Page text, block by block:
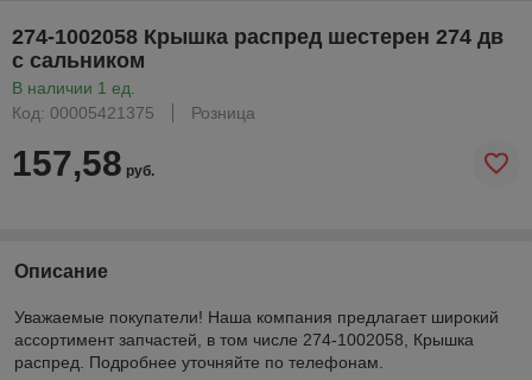
274-1002058 Крышка распред шестерен 274 дв
с сальником
В наличии 1 ед.
Код: 00005421375
Розница
157,58 руб.
Описание
Уважаемые покупатели! Наша компания предлагает широкий
ассортимент запчастей, в том числе 274-1002058, Крышка
распред. Подробнее уточняйте по телефонам.